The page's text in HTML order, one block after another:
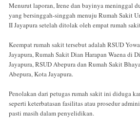
Menurut laporan, Irene dan bayinya meninggal
yang bersinggah-singgah menuju Rumah Sakit
II Jayapura setelah ditolak oleh empat rumah
Keempat rumah sakit tersebut adalah RSUD
Jayapura, Rumah Sakit Dian Harapan Waena di
Jayapura, RSUD Abepura dan Rumah Sakit
Abepura, Kota Jayapura.
Penolakan dari petugas rumah sakit ini diduga
seperti keterbatasan fasilitas atau prosedur
pasti masih dalam penyelidikan.